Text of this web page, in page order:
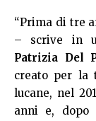
“Prima di tre
– scrive in
Patrizia Del
creato per la
lucane, nel
anni e,